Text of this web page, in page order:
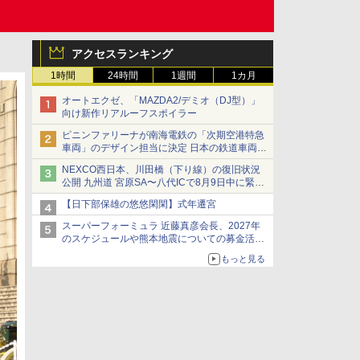
アクセスランキング
1時間 24時間 1週間 1カ月
オートエクゼ、「MAZDA2/デミオ（DJ型）」
向け新作リアルーフスポイラー
ピニンファリーナが南海電鉄の「次期空港特急
車両」のデザイン担当に決定 日本の鉄道車両デ
ザインは初
NEXCO西日本、川田橋（下り線）の復旧状況
公開 九州道 宮原SA〜八代ICで8月9日中に緊急
車両を通行可能に
【日下部保雄の悠悠閑閑】式年遷宮
スーパーフォーミュラ 近藤真彦会長、2027年
のスケジュールや熊本地震についての募金活動
もっと見る